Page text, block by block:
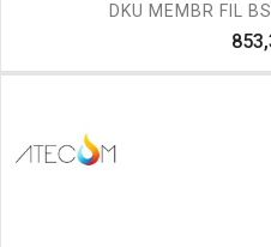
DKU MEMBR FIL